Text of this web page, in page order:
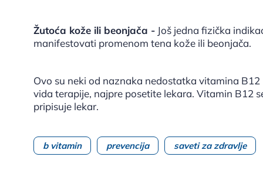
Žutoća kože ili beonjača - Još jedna fizička
manifestovati promenom tena kože ili beonjača.
Ovo su neki od naznaka nedostatka vitamina
vida terapije, najpre posetite lekara. Vitamin B12
pripisuje lekar.
b vitamin prevencija saveti za zdravlje